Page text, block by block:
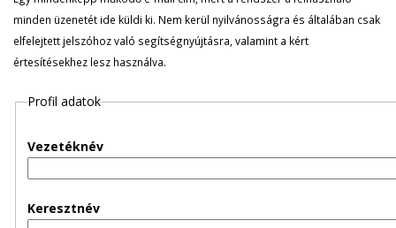
e
g
e
minden üzenetét ide küldi ki. Nem kerül nyilvánosságra és általában csak
elfelejtett jelszóhoz való segítségnyújtásra, valamint a kért
értesítésekhez lesz használva.
Profil adatok
Vezetéknév
Keresztnév